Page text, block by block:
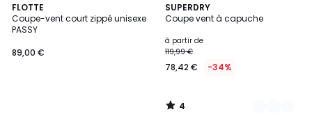
FLOTTE
Coupe-vent court zippé unisexe
PASSY
89,00 €
SUPERDRY
Coupe vent à capuche
à partir de
119,99 €
78,42 € -34%
4
/
2
Couleurs
4
/